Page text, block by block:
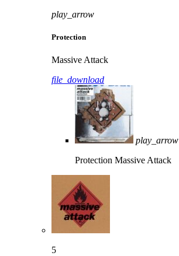
play_arrow
Protection
Massive Attack
file_download
play_arrow
Protection Massive Attack
5